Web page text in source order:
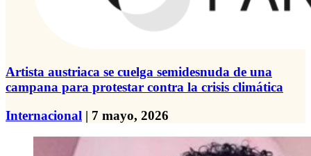
Artista austriaca se cuelga semidesnuda de una
campana para protestar contra la crisis climática
Internacional | 7 mayo, 2026